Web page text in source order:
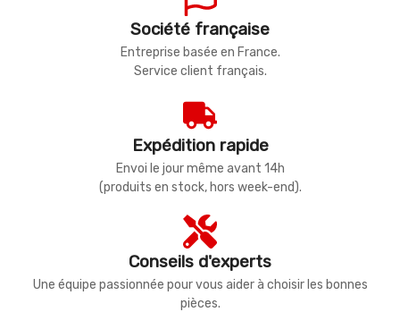
Société française
Entreprise basée en France.
Service client français.
Expédition rapide
Envoi le jour même avant 14h
(produits en stock, hors week-end).
Conseils d'experts
Une équipe passionnée pour vous aider à choisir les bonnes
pièces.